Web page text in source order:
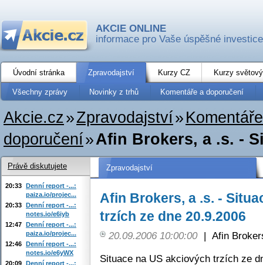
AKCIE ONLINE
informace pro Vaše úspěšné investice
Úvodní stránka Zpravodajství Kurzy CZ Kurzy
Všechny zprávy Novinky z trhů Komentáře a doporučení
Akcie.cz»Zpravodajství»
doporučení»Afin Brokers, a .s. -
Zpravodajství
Afin Brokers, a .s. -
trzích ze dne 20.9.2006
20.09.2006 10:00:00 | Afin
Situace na US akciových trzích ze
Právě diskutujete
20:33 Denní report -...:
paiza.io/projec...
20:33 Denní report -...:
notes.io/e6iyb
12:47 Denní report -...:
paiza.io/projec...
12:46 Denní report -...:
notes.io/e6yWX
20:09 Denní report -...: